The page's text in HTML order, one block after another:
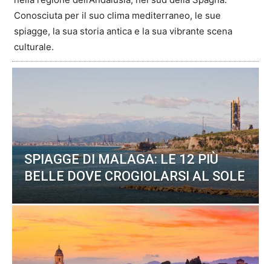
Conosciuta per il suo clima mediterraneo, le sue
spiagge, la sua storia antica e la sua vibrante scena
culturale.
SPIAGGE DI MALAGA: LE 12 PIÙ
BELLE DOVE CROGIOLARSI AL SOLE